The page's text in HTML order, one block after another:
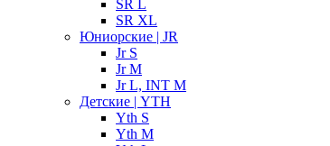
SR L
SR XL
Юниорские | JR
Jr S
Jr M
Jr L, INT M
Детские | YTH
Yth S
Yth M